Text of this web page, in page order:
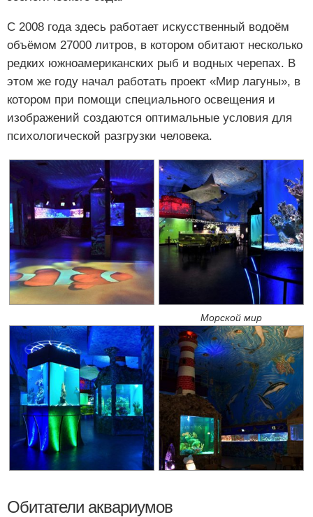
С 2008 года здесь работает искусственный водоём
объёмом 27000 литров, в котором обитают несколько
редких южноамериканских рыб и водных черепах. В
этом же году начал работать проект «Мир лагуны», в
котором при помощи специального освещения и
изображений создаются оптимальные условия для
психологической разгрузки человека.
Морской мир
Обитатели аквариумов